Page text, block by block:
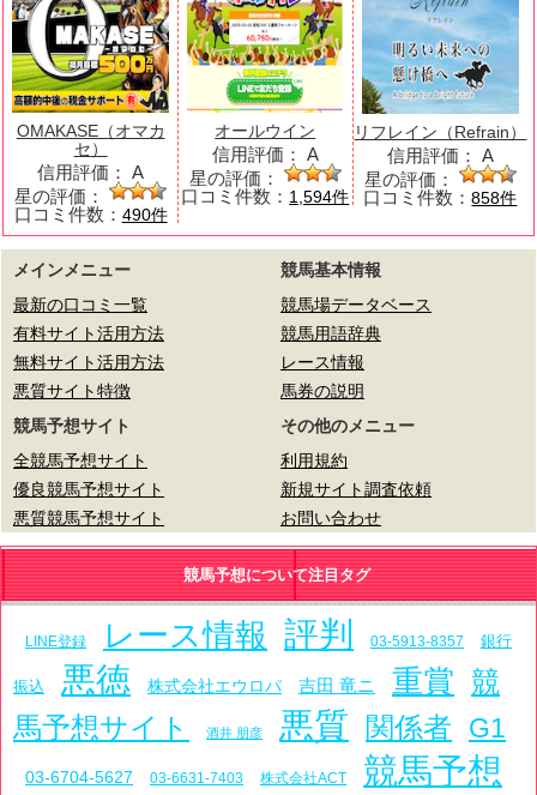
OMAKASE（オマカ
セ）
信用評価： A
星の評価：
口コミ件数： 490件
オールウイン
信用評価： A
星の評価：
口コミ件数： 1,594件
リフレイン（Refrain）
信用評価： A
星の評価：
口コミ件数：858件
メインメニュー
最新の口コミ一覧
有料サイト活用方法
無料サイト活用方法
悪質サイト特徴
競馬基本情報
競馬場データベース
競馬用語辞典
レース情報
馬券の説明
競馬予想サイト
全競馬予想サイト
優良競馬予想サイト
悪質競馬予想サイト
その他のメニュー
利用規約
新規サイト調査依頼
お問い合わせ
競馬予想について注目タグ
LINE登録 レース情報 評判 03-5913-8357 銀行
振込 悪徳 株式会社エウロパ 吉田 竜ニ 重賞 競
馬予想サイト
酒井 朋彦 悪質 関係者 G1
03-6704-5627 03-6631-7403 株式会社ACT
競馬予想